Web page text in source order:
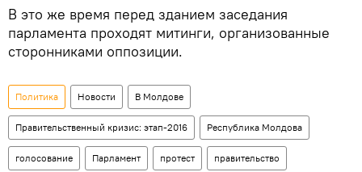
В это же время перед зданием заседания
парламента проходят митинги, организованные
сторонниками оппозиции.
Политика Новости В Молдове
Правительственный кризис: этап-2016 Республика Молдова
голосование Парламент протест правительство